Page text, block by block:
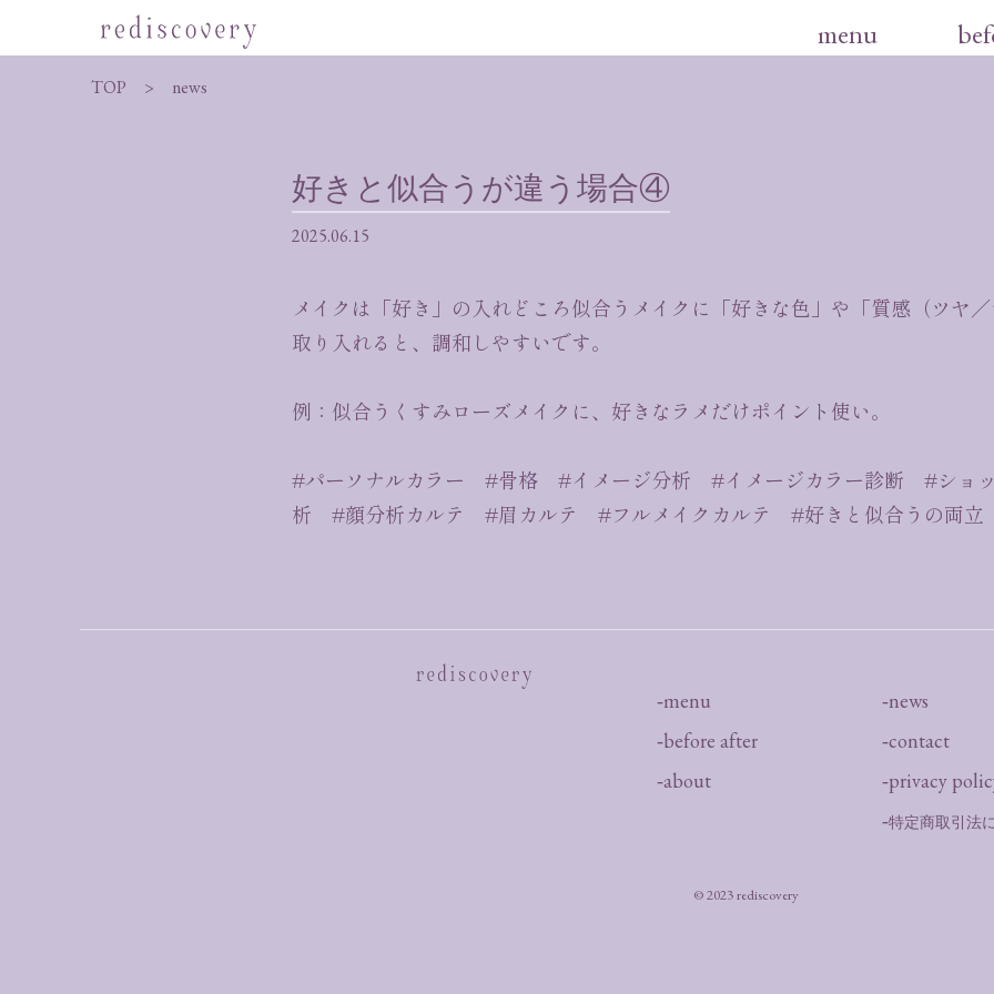
menu
TOP news
好きと似合うが違う場合④
2025.06.15
メイクは「好き」の入れどころ似合うメイクに「好きな色」や「質感（ツヤ
取り入れると、調和しやすいです。
例：似合うくすみローズメイクに、好きなラメだけポイント使い。
#パーソナルカラー #骨格 #イメージ分析 #イメージカラー診断 #ショ
析 #顔分析カルテ #眉カルテ #フルメイクカルテ #好きと似合うの両立
menu
before after
about
news
contact
privacy
特定商取引法
© 2023 rediscovery